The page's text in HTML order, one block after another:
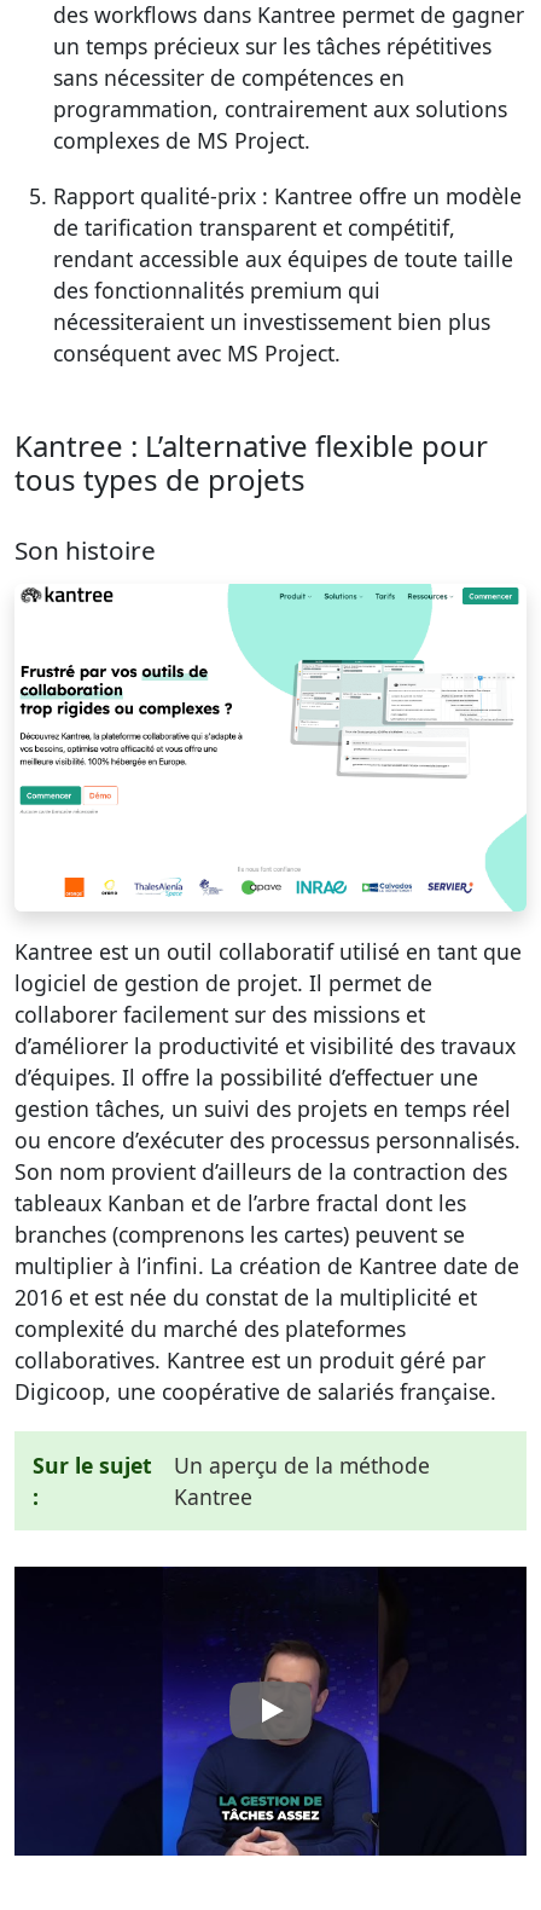
des workflows dans Kantree permet de gagner
un temps précieux sur les tâches répétitives
sans nécessiter de compétences en
programmation, contrairement aux solutions
complexes de MS Project.
Rapport qualité-prix : Kantree offre un modèle
de tarification transparent et compétitif,
rendant accessible aux équipes de toute taille
des fonctionnalités premium qui
nécessiteraient un investissement bien plus
conséquent avec MS Project.
Kantree : L’alternative flexible pour
tous types de projets
Son histoire
Kantree est un outil collaboratif utilisé en tant que
logiciel de gestion de projet. Il permet de
collaborer facilement sur des missions et
d’améliorer la productivité et visibilité des travaux
d’équipes. Il offre la possibilité d’effectuer une
gestion tâches, un suivi des projets en temps réel
ou encore d’exécuter des processus personnalisés.
Son nom provient d’ailleurs de la contraction des
tableaux Kanban et de l’arbre fractal dont les
branches (comprenons les cartes) peuvent se
multiplier à l’infini. La création de Kantree date de
2016 et est née du constat de la multiplicité et
complexité du marché des plateformes
collaboratives. Kantree est un produit géré par
Digicoop, une coopérative de salariés française.
Sur le sujet
:
Un aperçu de la méthode
Kantree